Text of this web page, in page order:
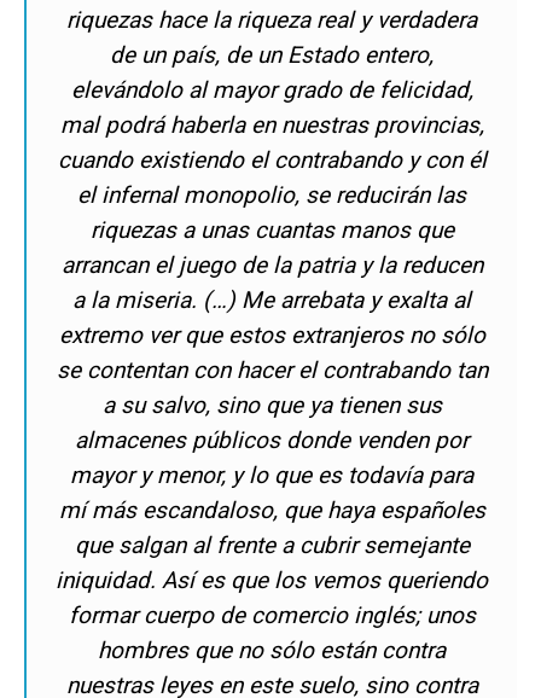
riquezas hace la riqueza real y verdadera
de un país, de un Estado entero,
elevándolo al mayor grado de felicidad,
mal podrá haberla en nuestras provincias,
cuando existiendo el contrabando y con él
el infernal monopolio, se reducirán las
riquezas a unas cuantas manos que
arrancan el juego de la patria y la reducen
a la miseria. (…) Me arrebata y exalta al
extremo ver que estos extranjeros no sólo
se contentan con hacer el contrabando tan
a su salvo, sino que ya tienen sus
almacenes públicos donde venden por
mayor y menor, y lo que es todavía para
mí más escandaloso, que haya españoles
que salgan al frente a cubrir semejante
iniquidad. Así es que los vemos queriendo
formar cuerpo de comercio inglés; unos
hombres que no sólo están contra
nuestras leyes en este suelo, sino contra